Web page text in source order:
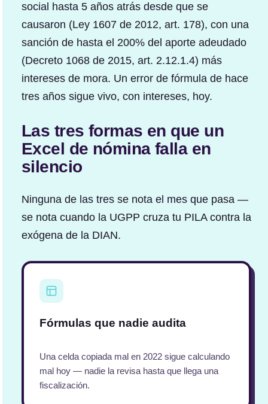
social hasta 5 años atrás desde que se
causaron (Ley 1607 de 2012, art. 178), con una
sanción de hasta el 200% del aporte adeudado
(Decreto 1068 de 2015, art. 2.12.1.4) más
intereses de mora. Un error de fórmula de hace
tres años sigue vivo, con intereses, hoy.
Las tres formas en que un
Excel de nómina falla en
silencio
Ninguna de las tres se nota el mes que pasa —
se nota cuando la UGPP cruza tu PILA contra la
exógena de la DIAN.
Fórmulas que nadie audita
Una celda copiada mal en 2022 sigue calculando
mal hoy — nadie la revisa hasta que llega una
fiscalización.